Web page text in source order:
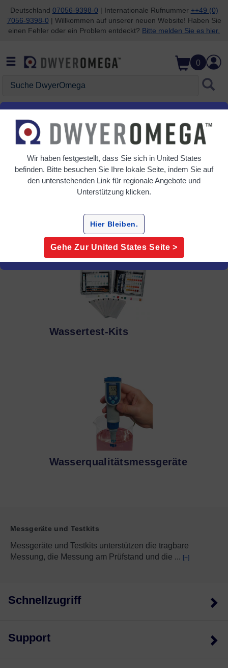
Zum Suchen überspringen
Zum Hauptinhalt überspringen
Zur Navigation überspringen
Deutschland 07056-9398-0 | Internationale Rufnummer ++49 (0)
7056-9398-0 | Willkommen auf unserer neuen Website! Haben Sie
einen Fehler oder ein Problem entdeckt? Bitte melden Sie es hier.
0
Startseite
liquid_analysis_de
Messgeräte und Testkits
Messgeräte und Testkits
Wassertest-Kits
Wasserqualitätsmessgeräte
Messgeräte und Testkits
Messgeräte und Testkits unterstützen die tragbare
Messung, die Messung am Prüfstand und die ... [+]
Schnellzugriff
Support
Wir haben festgestellt, dass Sie sich in United States
befinden. Bitte besuchen Sie Ihre lokale Seite, indem Sie auf
den untenstehenden Link für regionale Angebote und
Unterstützung klicken.
Hier Bleiben.
Gehe Zur United States Seite >